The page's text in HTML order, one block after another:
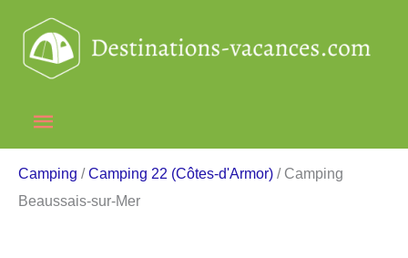
contenu
Menu
principal
Camping /Camping 22 (Côtes-d'Armor) / Camping
Beaussais-sur-Mer